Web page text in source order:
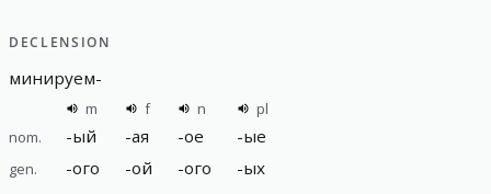
DECLENSION
минируем-
m f n
pl
nom.
-ый -ая -ое -ые
gen. -ого -ой -ого -ых